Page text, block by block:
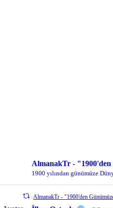
AlmanakTr - "1900'den
1900 yılından günümüze
AlmanakTr - "1900'den